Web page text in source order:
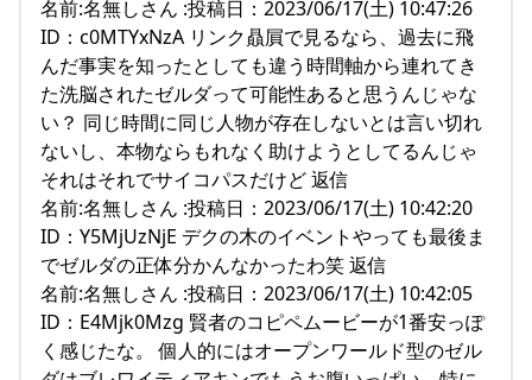
名前:名無しさん :投稿日：2023/06/17(土) 10:47:26
ID：c0MTYxNzA リンク贔屓で見るなら、過去に飛
んだ事実を知ったとしても違う時間軸から連れてき
た洗脳されたゼルダって可能性あると思うんじゃな
い？ 同じ時間に同じ人物が存在しないとは言い切れ
ないし、本物ならもれなく助けようとしてるんじゃ
それはそれでサイコパスだけど 返信
名前:名無しさん :投稿日：2023/06/17(土) 10:42:20
ID：Y5MjUzNjE デクの木のイベントやっても最後ま
でゼルダの正体分かんなかったわ笑 返信
名前:名無しさん :投稿日：2023/06/17(土) 10:42:05
ID：E4Mjk0Mzg 賢者のコピペムービーが1番安っぽ
く感じたな。 個人的にはオープンワールド型のゼル